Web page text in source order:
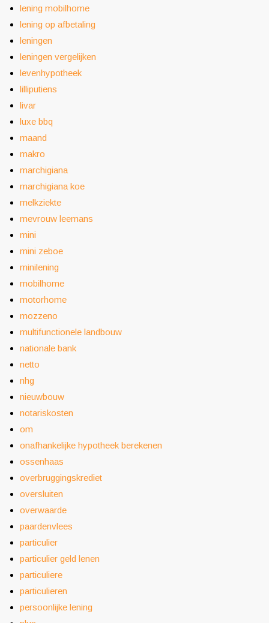
lening mobilhome
lening op afbetaling
leningen
leningen vergelijken
levenhypotheek
lilliputiens
livar
luxe bbq
maand
makro
marchigiana
marchigiana koe
melkziekte
mevrouw leemans
mini
mini zeboe
minilening
mobilhome
motorhome
mozzeno
multifunctionele landbouw
nationale bank
netto
nhg
nieuwbouw
notariskosten
om
onafhankelijke hypotheek berekenen
ossenhaas
overbruggingskrediet
oversluiten
overwaarde
paardenvlees
particulier
particulier geld lenen
particuliere
particulieren
persoonlijke lening